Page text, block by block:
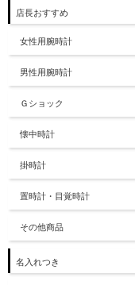
店長おすすめ
女性用腕時計
男性用腕時計
Ｇショック
懐中時計
掛時計
置時計・目覚時計
その他商品
名入れつき